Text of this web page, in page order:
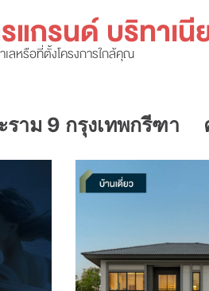
แกรนด์ บริทาเนี
เลหรือที่ตั้งโครงการใกล้คุณ
ราม 9 กรุงเทพกรีฑา